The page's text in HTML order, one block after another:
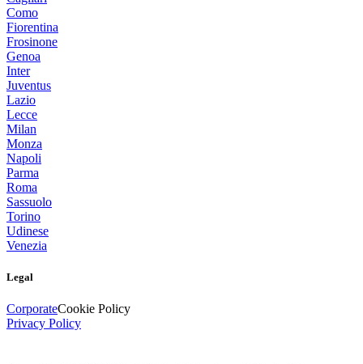
Como
Fiorentina
Frosinone
Genoa
Inter
Juventus
Lazio
Lecce
Milan
Monza
Napoli
Parma
Roma
Sassuolo
Torino
Udinese
Venezia
Legal
CorporateCookie Policy
Privacy Policy